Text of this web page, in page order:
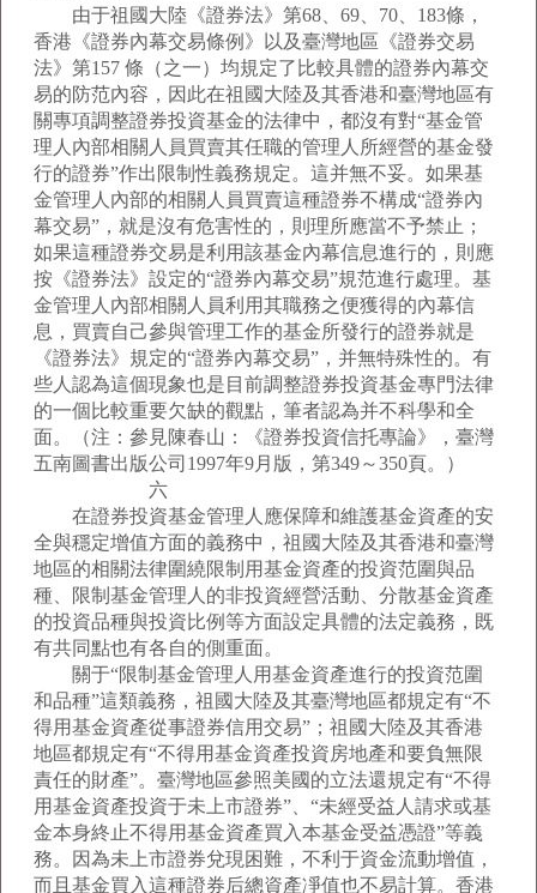
由于祖國大陸《證券法》第68、69、70、183條，
香港《證券內幕交易條例》以及臺灣地區《證券交易
法》第157 條（之一）均規定了比較具體的證券內幕交
易的防范內容，因此在祖國大陸及其香港和臺灣地區有
關專項調整證券投資基金的法律中，都沒有對“基金管
理人內部相關人員買賣其任職的管理人所經營的基金發
行的證券”作出限制性義務規定。這并無不妥。如果基
金管理人內部的相關人員買賣這種證券不構成“證券內
幕交易”，就是沒有危害性的，則理所應當不予禁止；
如果這種證券交易是利用該基金內幕信息進行的，則應
按《證券法》設定的“證券內幕交易”規范進行處理。基
金管理人內部相關人員利用其職務之便獲得的內幕信
息，買賣自己參與管理工作的基金所發行的證券就是
《證券法》規定的“證券內幕交易”，并無特殊性的。有
些人認為這個現象也是目前調整證券投資基金專門法律
的一個比較重要欠缺的觀點，筆者認為并不科學和全
面。（注：參見陳春山：《證券投資信托專論》，臺灣
五南圖書出版公司1997年9月版，第349～350頁。）
六
在證券投資基金管理人應保障和維護基金資產的安
全與穩定增值方面的義務中，祖國大陸及其香港和臺灣
地區的相關法律圍繞限制用基金資產的投資范圍與品
種、限制基金管理人的非投資經營活動、分散基金資產
的投資品種與投資比例等方面設定具體的法定義務，既
有共同點也有各自的側重面。
關于“限制基金管理人用基金資產進行的投資范圍
和品種”這類義務，祖國大陸及其臺灣地區都規定有“不
得用基金資產從事證券信用交易”；祖國大陸及其香港
地區都規定有“不得用基金資產投資房地產和要負無限
責任的財產”。臺灣地區參照美國的立法還規定有“不得
用基金資產投資于未上市證券”、“未經受益人請求或基
金本身終止不得用基金資產買入本基金受益憑證”等義
務。因為未上市證券兌現困難，不利于資金流動增值，
而且基金買入這種證券后總資產凈值也不易計算。香港